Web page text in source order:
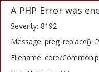
A PHP Error was
Severity: 8192
Message:
Filename: core/